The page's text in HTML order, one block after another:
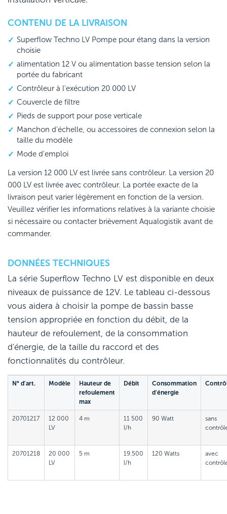
CONTENU DE LA LIVRAISON
Superflow Techno LV Pompe pour étang dans la version
choisie
alimentation 12 V ou alimentation basse tension selon la
portée du fabricant
Contrôleur à l'exécution 20 000 LV
Couvercle de filtre
Pieds de support pour pose verticale
Manchon d'échelle, ou accessoires de connexion selon la
taille du modèle
Mode d'emploi
La version 12 000 LV est livrée sans contrôleur. La version 20
000 LV est livrée avec contrôleur. La portée exacte de la
livraison peut varier légèrement en fonction de la version.
Veuillez vérifier les informations relatives à la variante choisie
si nécessaire ou contacter brièvement Aqualogistik avant de
commander.
DONNÉES TECHNIQUES
La série Superflow Techno LV est disponible en deux
niveaux de puissance de 12V. Le tableau ci-dessous
vous aidera à choisir la pompe de bassin basse
tension appropriée en fonction du débit, de la
hauteur de refoulement, de la consommation
d'énergie, de la taille du raccord et des
fonctionnalités du contrôleur.
N° d'art. Modèle
Hauteur de
refoulement
max
Débit
Consommation
d'énergie
20701217
12 000
LV
4 m
11 500
l/h
90 Watt
sans
20701218
20 000
LV
5 m
19.500
l/h
120 Watts
avec